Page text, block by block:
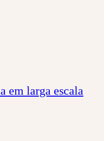
larga escala